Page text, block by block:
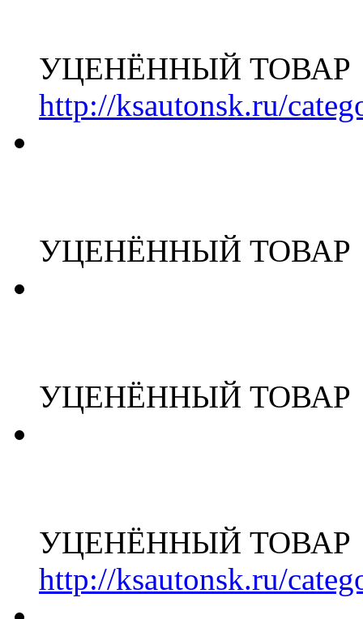
УЦЕНЁННЫЙ ТОВАР
http://ksautonsk.ru/
УЦЕНЁННЫЙ ТОВАР
УЦЕНЁННЫЙ ТОВАР
УЦЕНЁННЫЙ ТОВАР
http://ksautonsk.ru/